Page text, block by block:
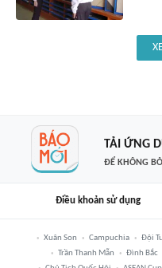
TẢI ỨNG
ĐỂ KHÔNG
Điều khoản sử dụng
Xuân Son Campuchia Đội
Trần Thanh Mẫn
Đình Bắc